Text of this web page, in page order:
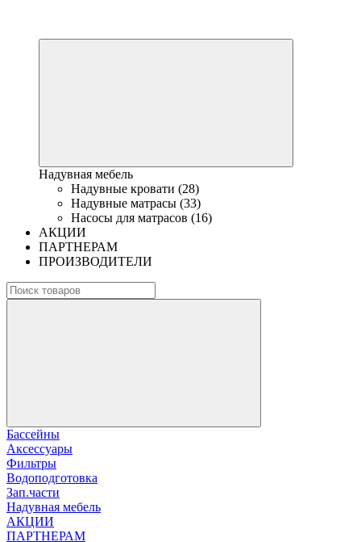
Надувная мебель
Надувные кровати (28)
Надувные матрасы (33)
Насосы для матрасов (16)
АКЦИИ
ПАРТНЕРАМ
ПРОИЗВОДИТЕЛИ
Бассейны
Аксессуары
Фильтры
Водоподготовка
Зап.части
Надувная мебель
АКЦИИ
ПАРТНЕРАМ